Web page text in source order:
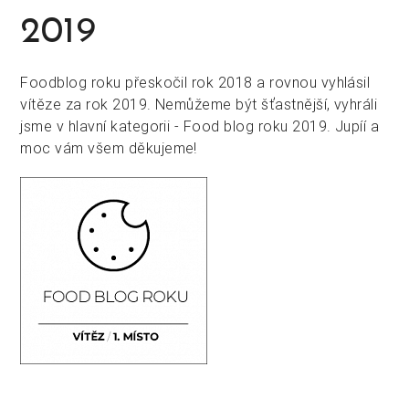
2019
Foodblog roku přeskočil rok 2018 a rovnou vyhlásil
vítěze za rok 2019. Nemůžeme být šťastnější, vyhráli
jsme v hlavní kategorii - Food blog roku 2019. Jupíí a
moc vám všem děkujeme!